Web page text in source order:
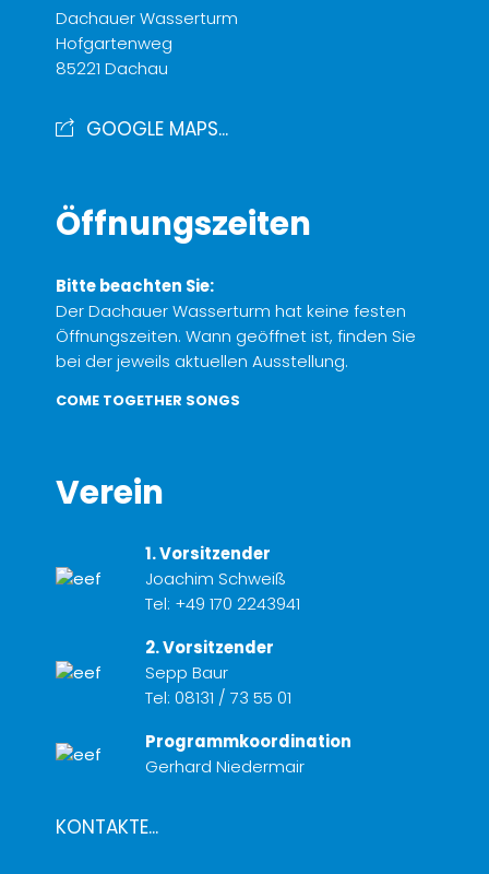
Dachauer Wasserturm
Hofgartenweg
85221 Dachau
GOOGLE MAPS...
Öffnungszeiten
Bitte beachten Sie:
Der Dachauer Wasserturm hat keine festen
Öffnungszeiten. Wann geöffnet ist, finden Sie
bei der jeweils aktuellen Ausstellung.
COME TOGETHER SONGS
Verein
1. Vorsitzender
Joachim Schweiß
Tel: +49 170 2243941
2. Vorsitzender
Sepp Baur
Tel: 08131 / 73 55 01
Programmkoordination
Gerhard Niedermair
KONTAKTE...